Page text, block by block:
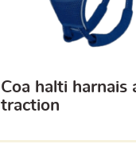
coa halti harnais anti
traction